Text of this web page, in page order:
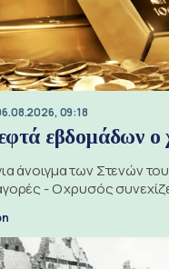
09:18
εβδομάδων ο
άνοιγμα των Στενών
- Ο χρυσός